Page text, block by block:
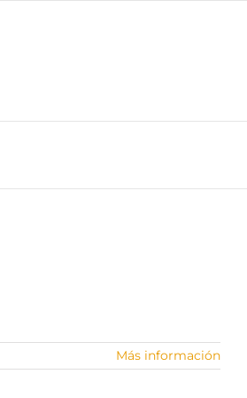
Más información